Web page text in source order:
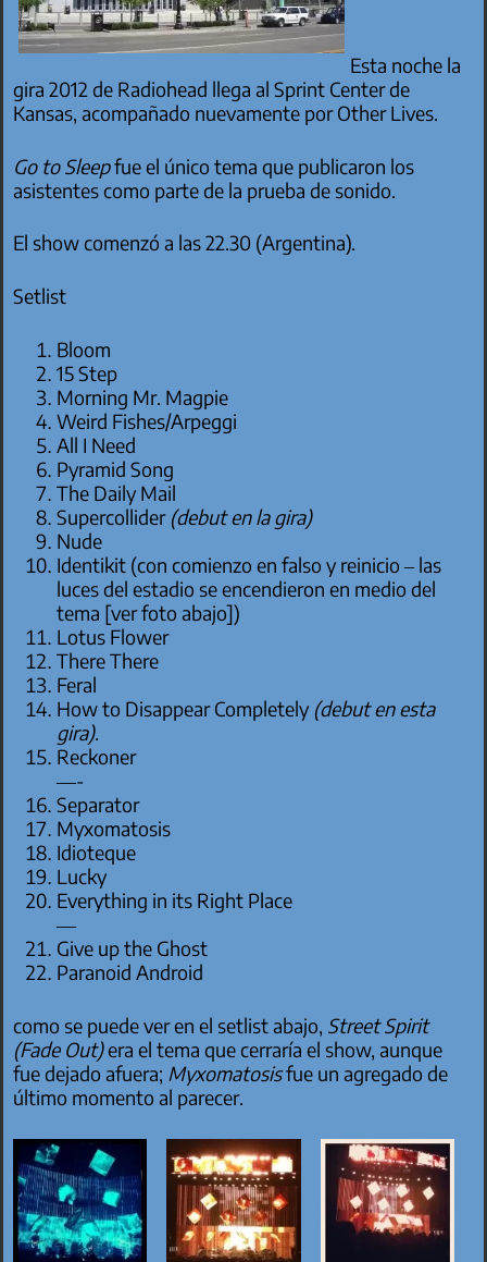
Esta noche la
gira 2012 de Radiohead llega al Sprint Center de
Kansas, acompañado nuevamente por Other Lives.
Go to Sleepfue el único tema que publicaron los
asistentes como parte de la prueba de sonido.
El show comenzó a las 22.30 (Argentina).
Setlist
Bloom
15 Step
Morning Mr. Magpie
Weird Fishes/Arpeggi
All I Need
Pyramid Song
The Daily Mail
Supercollider (debut en la gira)
Nude
Identikit (con comienzo en falso y reinicio – las
luces del estadio se encendieron en medio del
tema [ver foto abajo])
Lotus Flower
There There
Feral
How to Disappear Completely (debut en esta
gira).
Reckoner
—-
Separator
Myxomatosis
Idioteque
Lucky
Everything in its Right Place
—
Give up the Ghost
Paranoid Android
como se puede ver en el setlist abajo, Street Spirit
(Fade Out)era el tema que cerraría el show, aunque
fue dejado afuera; Myxomatosisfue un agregado de
último momento al parecer.